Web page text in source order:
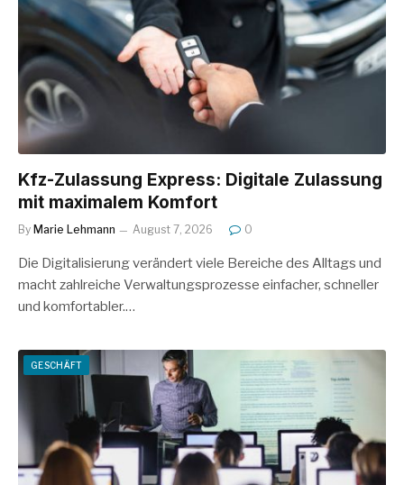
Kfz-Zulassung Express: Digitale Zulassung
mit maximalem Komfort
By Marie Lehmann August 7, 2026 0
Die Digitalisierung verändert viele Bereiche des Alltags und
macht zahlreiche Verwaltungsprozesse einfacher, schneller
und komfortabler.…
GESCHÄFT